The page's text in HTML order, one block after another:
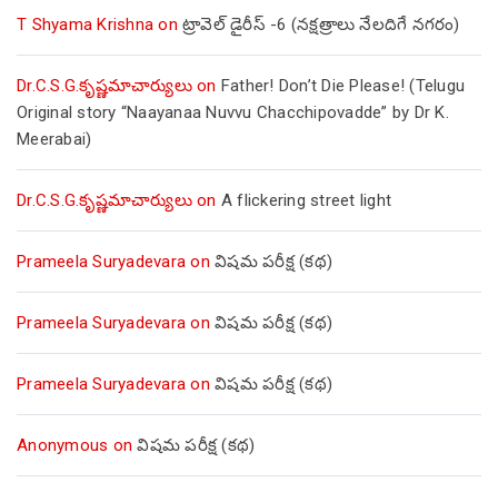
T Shyama Krishna on ట్రావెల్ డైరీస్ -6 (నక్షత్రాలు నేలదిగే నగరం)
Dr.C.S.G.కృష్ణమాచార్యులుon Father! Don’t Die Please! (Telugu
Original story “Naayanaa Nuvvu Chacchipovadde” by Dr K.
Meerabai)
Dr.C.S.G.కృష్ణమాచార్యులుon A flickering street light
Prameela Suryadevara on విషమ పరీక్ష (క‌థ‌)
Prameela Suryadevara on విషమ పరీక్ష (క‌థ‌)
Prameela Suryadevara on విషమ పరీక్ష (క‌థ‌)
Anonymous onవిషమ పరీక్ష (క‌థ‌)